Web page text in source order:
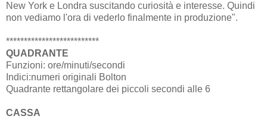
New York e Londra suscitando curiosità e interesse. Quindi
non vediamo l'ora di vederlo finalmente in produzione".
**************************
QUADRANTE
Funzioni: ore/minuti/secondi
Indici:numeri originali Bolton
Quadrante rettangolare dei piccoli secondi alle 6
CASSA